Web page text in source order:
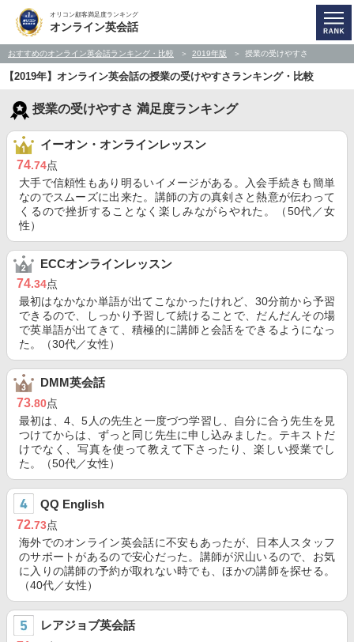
オリコン顧客満足度ランキング
オンライン英会話
おすすめのオンライン英会話ランキング・比較 2019年版 授業の受けやすさ
【2019年】オンライン英会話の授業の受けやすさランキング・比較
授業の受けやすさ 満足度ランキング
イーオン・オンラインレッスン
74.74点
大手で信頼性もあり明るいイメージがある。入会手続きも簡単
なのでスムーズに出来た。講師の方の真剣さと熱意が伝わって
くるので挫折することなく楽しみながらやれた。（50代／女
性）
ECCオンラインレッスン
74.34点
最初はなかなか単語が出てこなかったけれど、30分前から予習
できるので、しっかり予習して続けることで、だんだんその場
で英単語が出てきて、積極的に講師と会話をできるようになっ
た。（30代／女性）
DMM英会話
73.80点
最初は、4、5人の先生と一度づつ学習し、自分に合う先生を見
つけてからは、ずっと同じ先生に申し込みました。テキストだ
けでなく、写真を使って教えて下さったり、楽しい授業でし
た。（50代／女性）
QQ English
72.73点
海外でのオンライン英会話に不安もあったが、日本人スタッフ
のサポートがあるので安心だった。講師が沢山いるので、お気
に入りの講師の予約が取れない時でも、ほかの講師を探せる。
（40代／女性）
レアジョブ英会話